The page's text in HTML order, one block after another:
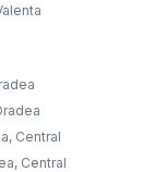
Central
Central